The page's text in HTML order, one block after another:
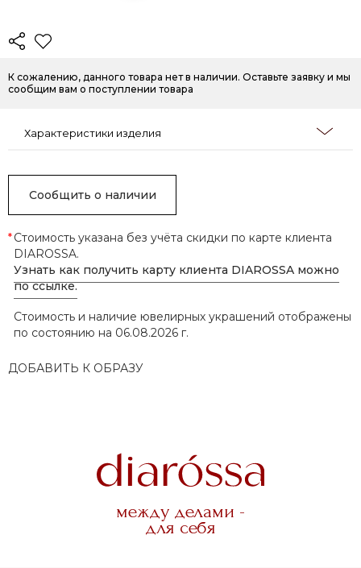
К сожалению, данного товара нет в наличии. Оставьте заявку и мы
сообщим вам о поступлении товара
Характеристики изделия
Сообщить о наличии
*Стоимость указана без учёта скидки по карте клиента
DIAROSSA.
Узнать как получить карту клиента DIAROSSA можно
по ссылке.
Стоимость и наличие ювелирных украшений отображены
по состоянию на 06.08.2026 г.
ДОБАВИТЬ К ОБРАЗУ
между делами -
для себя